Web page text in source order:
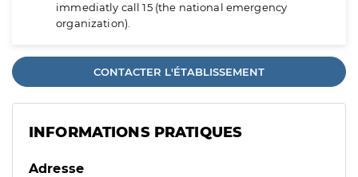
immediatly call 15 (the national emergency
organization).
CONTACTER L'ÉTABLISSEMENT
INFORMATIONS PRATIQUES
Adresse